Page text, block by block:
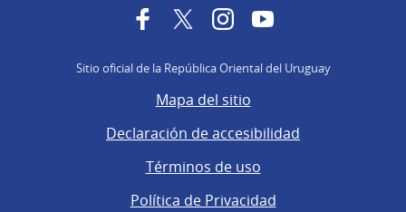
FacebookTwitterInstagramYouTube
Sitio oficial de la República Oriental del Uruguay
Mapa del sitio
Declaración de accesibilidad
Términos de uso
Política de Privacidad